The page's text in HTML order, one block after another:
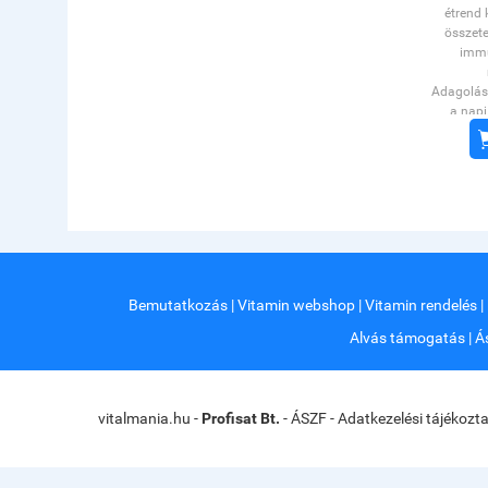
étrend
a
étrend-
ebből
Bemutatkozás |Vitamin webshop |Vitamin rendelés |
Alvás támogatás|
vitalmania.hu - Profisat Bt. -ÁSZF-Adatkezelési